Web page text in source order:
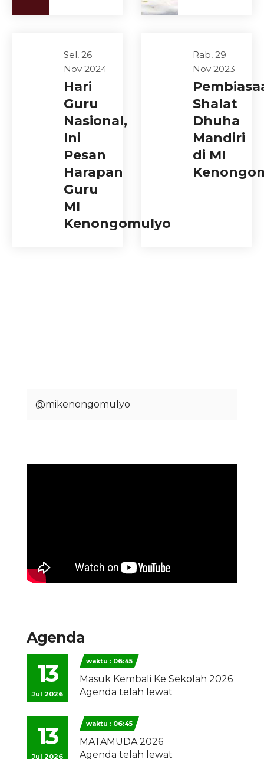
Sel, 26
Nov 2024
Hari
Guru
Nasional,
Ini
Pesan
Harapan
Guru
MI
Kenongomulyo
Rab, 29
Nov 2023
Shalat
Dhuha
Mandiri
di MI
@mikenongomulyo
Agenda
13
Jul 2026
waktu : 06:45
Masuk Kembali Ke Sekolah 2026
Agenda telah lewat
13
Jul 2026
waktu : 06:45
MATAMUDA 2026
Agenda telah lewat